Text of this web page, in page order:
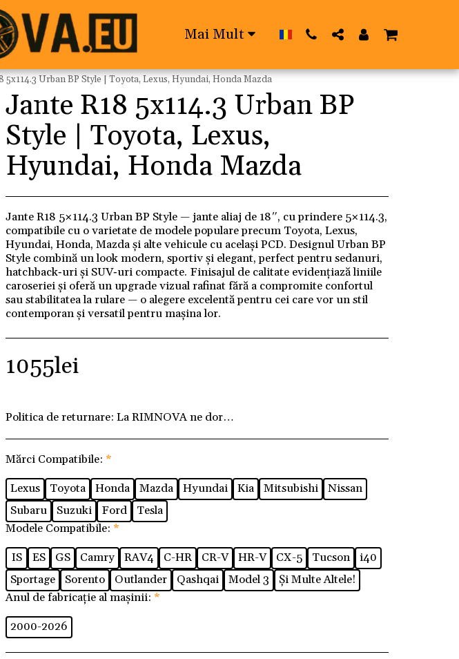
Mai Mult
5x114.3 Urban BP Style | Toyota, Lexus, Hyundai, Honda Mazda
Jante R18 5x114.3 Urban BP
Style | Toyota, Lexus,
Hyundai, Honda Mazda
Jante R18 5×114.3 Urban BP Style — jante aliaj de 18″, cu prindere 5×114.3,
compatibile cu o varietate de modele populare precum Toyota, Lexus,
Hyundai, Honda, Mazda și alte vehicule cu același PCD. Designul Urban BP
Style combină un look modern, sportiv și elegant, perfect pentru sedanuri,
hatchback‑uri și SUV‑uri compacte. Finisajul de calitate evidențiază liniile
caroseriei și oferă un upgrade vizual rafinat fără a compromite confortul
sau stabilitatea la rulare — o alegere excelentă pentru cei care vor un stil
contemporan și versatil pentru mașina lor.
1055lei
Politica de returnare: La RIMNOVA ne dorim ca fiecare client să fie pe
Mărci Compatibile: *
Lexus
Toyota Honda Mazda Hyundai Kia Mitsubishi
Nissan
Subaru
Suzuki Ford
Tesla
Modele Compatibile: *
IS
ES GS Camry RAV4 C-HR CR-V HR-V CX-5 Tucson
i40
Sportage
Sorento Outlander Qashqai Model 3
Și Multe Altele!
Anul de fabricație al mașinii: *
2000-2026